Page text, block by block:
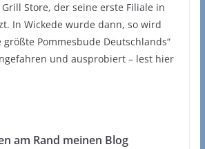
Store, der seine erste Filiale in
In Wickede wurde dann, so wird
Pommesbude Deutschlands“
und ausprobiert – lest hier
am Rand meinen Blog